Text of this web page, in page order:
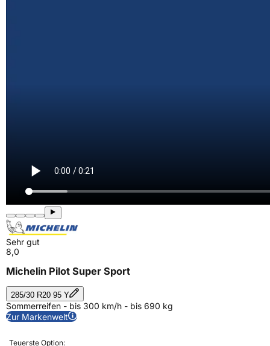
Sehr gut
8,0
Michelin Pilot Super Sport
285/30 R20 95 Y
Sommerreifen - bis 300 km/h - bis 690 kg
Zur Markenwelt
Teuerste Option: